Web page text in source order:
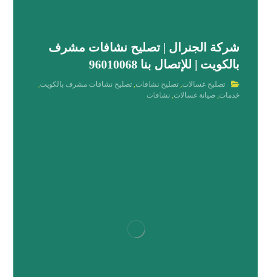
شركة الجنرال | تصليح نشافات مشرف
بالكويت | للإتصال بنا 96010068
تصليح غسالات,تصليح نشافات,تصليح نشافات مشرف بالكويت,
خدمات,صيانة غسالات,نشافات